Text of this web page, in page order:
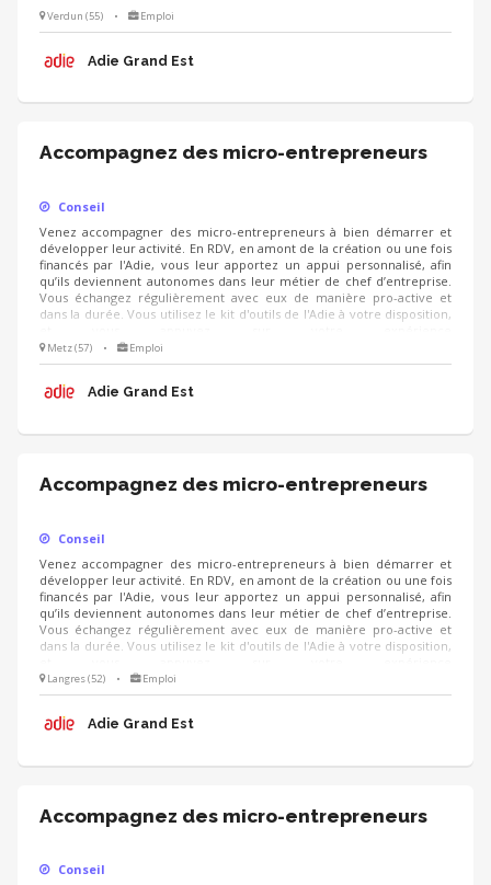
(cial/humain/orga/gestion/finance...).
Verdun (55) • Emploi
Adie Grand Est
Accompagnez des micro-entrepreneurs
Conseil
Venez accompagner des micro-entrepreneurs à bien démarrer et
développer leur activité. En RDV, en amont de la création ou une fois
financés par l'Adie, vous leur apportez un appui personnalisé, afin
qu’ils deviennent autonomes dans leur métier de chef d’entreprise.
Vous échangez régulièrement avec eux de manière pro-active et
dans la durée. Vous utilisez le kit d'outils de l'Adie à votre disposition,
(cial/humain/orga/gestion/finance...).
Metz (57) • Emploi
Adie Grand Est
Accompagnez des micro-entrepreneurs
Conseil
Venez accompagner des micro-entrepreneurs à bien démarrer et
développer leur activité. En RDV, en amont de la création ou une fois
financés par l'Adie, vous leur apportez un appui personnalisé, afin
qu’ils deviennent autonomes dans leur métier de chef d’entreprise.
Vous échangez régulièrement avec eux de manière pro-active et
dans la durée. Vous utilisez le kit d'outils de l'Adie à votre disposition,
(cial/humain/orga/gestion/finance...).
Langres (52) • Emploi
Adie Grand Est
Accompagnez des micro-entrepreneurs
Conseil